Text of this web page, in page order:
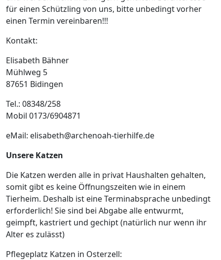
für einen Schützling von uns, bitte unbedingt vorher
einen Termin vereinbaren!!!
Kontakt:
Elisabeth Bähner
Mühlweg 5
87651 Bidingen
Tel.: 08348/258
Mobil 0173/6904871
eMail: elisabeth@archenoah-tierhilfe.de
Unsere Katzen
Die Katzen werden alle in privat Haushalten gehalten,
somit gibt es keine Öffnungszeiten wie in einem
Tierheim. Deshalb ist eine Terminabsprache unbedingt
erforderlich! Sie sind bei Abgabe alle entwurmt,
geimpft, kastriert und gechipt (natürlich nur wenn ihr
Alter es zulässt)
Pflegeplatz Katzen in Osterzell: